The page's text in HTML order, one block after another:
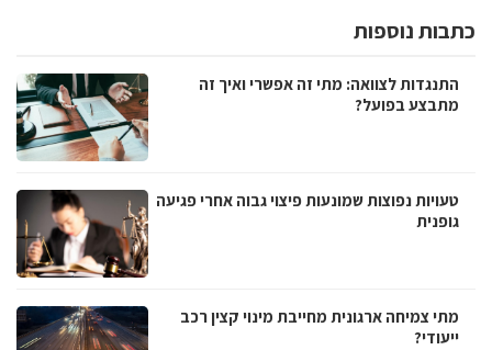
כתבות נוספות
התנגדות לצוואה: מתי זה אפשרי ואיך זה
מתבצע בפועל?
טעויות נפוצות שמונעות פיצוי גבוה אחרי פגיעה
גופנית
מתי צמיחה ארגונית מחייבת מינוי קצין רכב
ייעודי?